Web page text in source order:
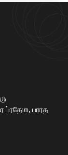
ப்ரதேஶ, பாரத